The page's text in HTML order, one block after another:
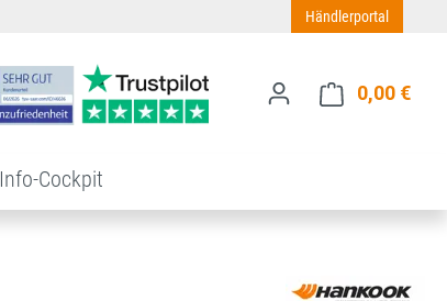
Händlerportal
0,00 €
Info-Cockpit